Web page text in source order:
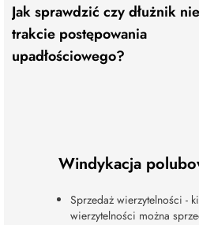
Jak sprawdzić czy dłużnik
trakcie postępowania
upadłościowego?
Windykacja
Sprzedaż wierzytelności -
wierzytelności można